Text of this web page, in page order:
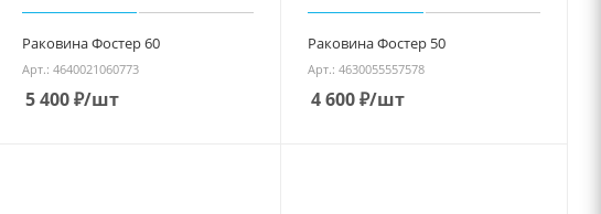
Раковина Фостер 60
Арт.: 4640021060773
5 400₽/шт
Раковина Фостер 50
Арт.: 4630055557578
4 600₽/шт